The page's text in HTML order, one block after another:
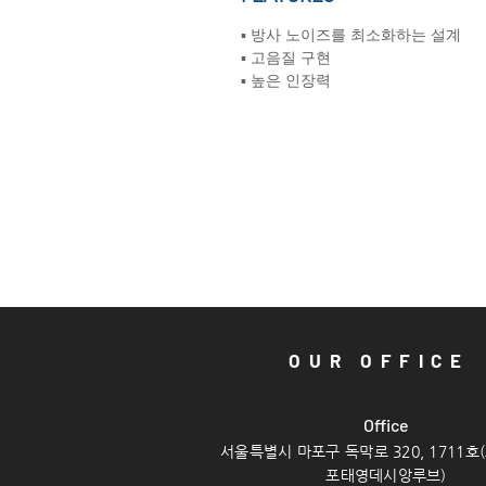
▪ 방사 노이즈를 최소화하는 설계
▪ 고음질 구현
▪ 높은 인장력
OUR OFFICE
Office
서울특별시 마포구 독막로 320, 1711호
포태영데시앙루브)